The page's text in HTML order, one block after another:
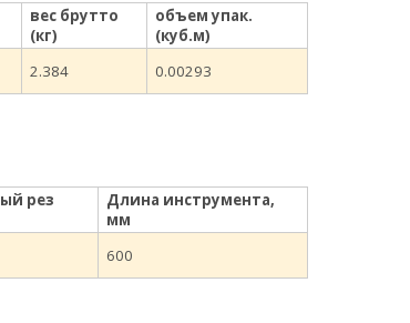
вес брутто
(кг)
объем упак.
(куб.м)
2.384 0.00293
рез
Длина инструмента,
мм
600